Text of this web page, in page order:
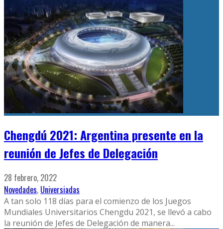
Chengdú 2021: Argentina presente en la
reunión de Jefes de Delegación
28 febrero, 2022
Novedades, Universiadas
A tan solo 118 días para el comienzo de los Juegos
Mundiales Universitarios Chengdu 2021, se llevó a cabo
la reunión de Jefes de Delegación de manera...